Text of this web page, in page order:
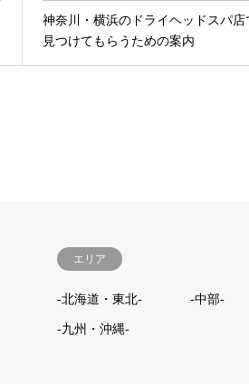
神奈川・横浜のドライヘッドスパ店
見つけてもらうための案内
エリア
-北海道・東北- -中部-
-九州・沖縄-